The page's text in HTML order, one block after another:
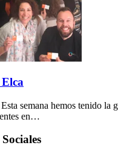
semana hemos tenido la
en…